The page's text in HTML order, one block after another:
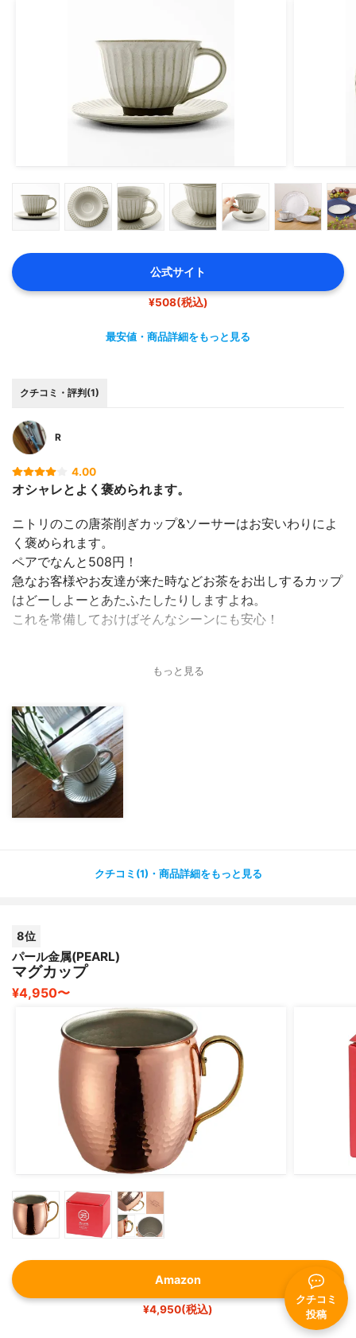
クチコミ
投稿
公式サイト
¥508(税込)
最安値・商品詳細をもっと見る
クチコミ・評判(1)
R
4.00
オシャレとよく褒められます。
ニトリのこの唐茶削ぎカップ&ソーサーはお安いわりによ
く褒められます。
ペアでなんと508円！
急なお客様やお友達が来た時などお茶をお出しするカップ
はどーしよーとあたふたしたりしますよね。
これを常備しておけばそんなシーンにも安心！
もっと見る
クチコミ(1)・商品詳細をもっと見る
8位
パール金属(PEARL)
マグカップ
¥4,950〜
Amazon
¥4,950(税込)